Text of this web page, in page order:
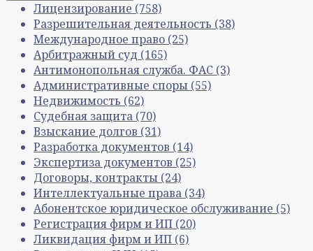
Лицензирование (758)
Разрешительная деятельность (38)
Международное право (25)
Арбитражный суд (165)
Антимонопольная служба. ФАС (3)
Административные споры (55)
Недвижимость (62)
Судебная защита (70)
Взыскание долгов (31)
Разработка документов (14)
Экспертиза документов (25)
Договоры, контракты (24)
Интеллектуальные права (34)
Абонентское юридическое обслуживание (5)
Регистрация фирм и ИП (20)
Ликвидация фирм и ИП (6)